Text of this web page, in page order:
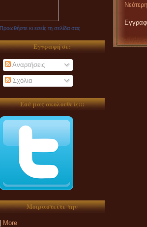
Προωθήστε κι εσείς τη σελίδα σας
Εγγραφή σε:
Αναρτήσεις
Σχόλια
Εσύ μας ακολουθείς:::
Μοιραστείτε την
More